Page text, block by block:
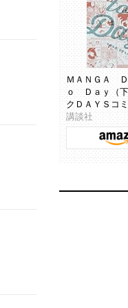
ＭＡＮＧＡ
ｏ Ｄａｙ（
クＤＡＹＳコ
講談社